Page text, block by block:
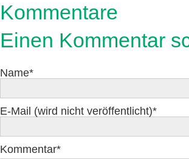
Kommentare
Einen Kommentar
Pflichtfeld
Name*
Pflichtfeld
E-Mail (wird nicht veröffentlicht)*
Pflichtfeld
Kommentar*